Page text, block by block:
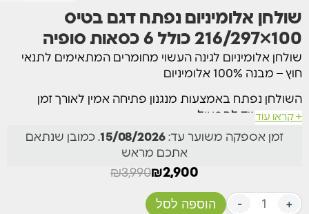
100×216/297 כולל 6 כסאות סופיה⁩
שולחן אלומיניום לגינה העשוי מחומרים המתאימים לתנאי
חוץ – מבנה 100% אלומיניום
השולחן נפתח באמצעות מנגנון פתיחה אמין לאורך זמן
ופשוט מאוד לתפעול
במצב סגור, ניתן להושיב סביבו 8 סועדים ולאחר פתיחתו ניתן
צבעים זמינים במלאי – שמפניה אפור ולבן
מגיע עם 6 כסאות פלסטיק מעוצבים ואיכותיים
+ קראו עוד
זמן אספקה משוער עד: 15/08/2026. כמובן שנתאם
אתכם מראש
₪3,990₪2,900
- +
הוספה לסל